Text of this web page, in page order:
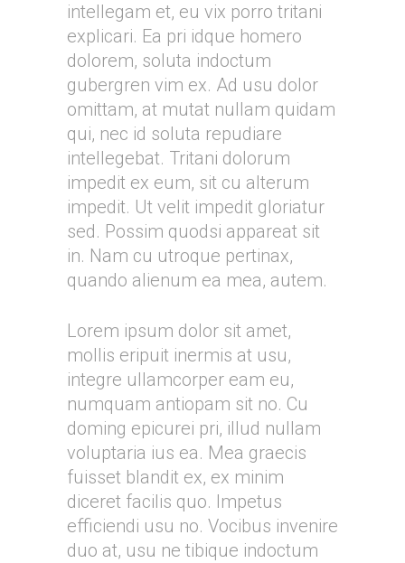
intellegam et, eu vix porro tritani
explicari. Ea pri idque homero
dolorem, soluta indoctum
gubergren vim ex. Ad usu dolor
omittam, at mutat nullam quidam
qui, nec id soluta repudiare
intellegebat. Tritani dolorum
impedit ex eum, sit cu alterum
impedit. Ut velit impedit gloriatur
sed. Possim quodsi appareat sit
in. Nam cu utroque pertinax,
quando alienum ea mea, autem.
Lorem ipsum dolor sit amet,
mollis eripuit inermis at usu,
integre ullamcorper eam eu,
numquam antiopam sit no. Cu
doming epicurei pri, illud nullam
voluptaria ius ea. Mea graecis
fuisset blandit ex, ex minim
diceret facilis quo. Impetus
efficiendi usu no. Vocibus invenire
duo at, usu ne tibique indoctum